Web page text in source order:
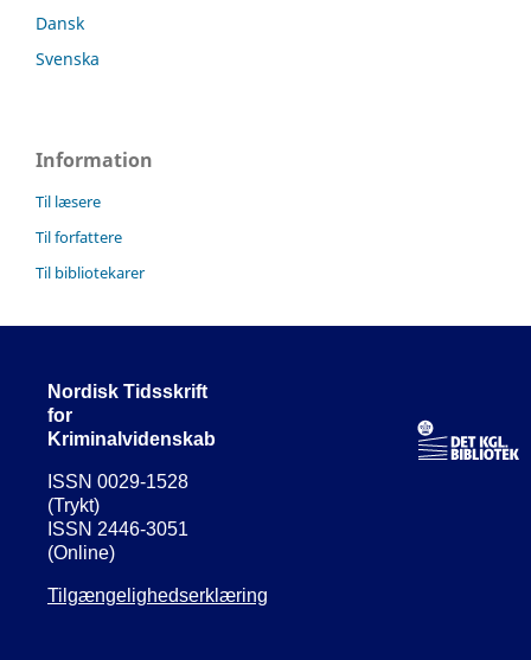
Dansk
Svenska
Information
Til læsere
Til forfattere
Til bibliotekarer
Nordisk Tidsskrift
for
Kriminalvidenskab
ISSN 0029-1528
(Trykt)
ISSN 2446-3051
(Online)
Tilgængelighedserklæring